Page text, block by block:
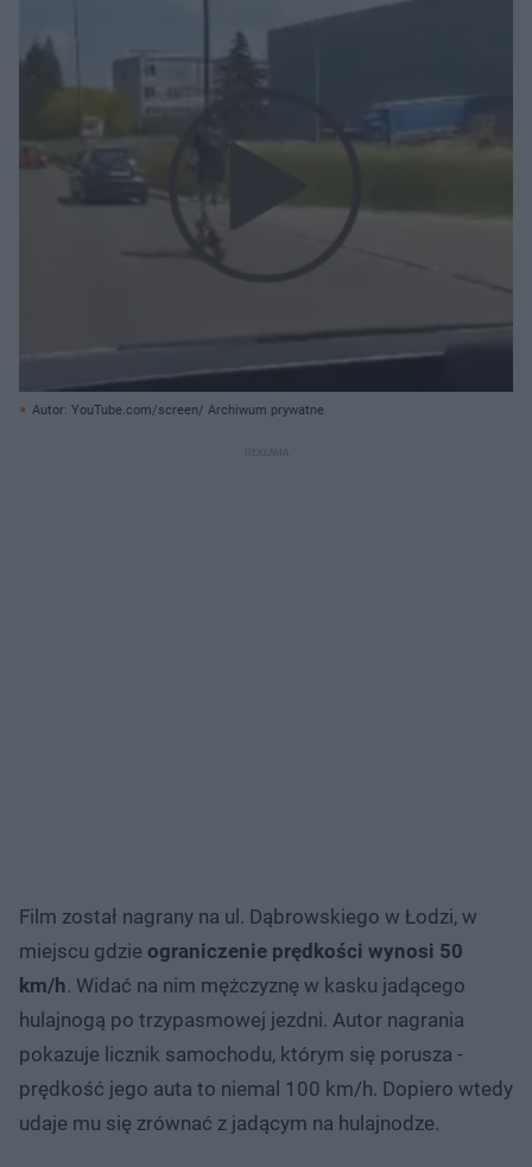
Autor: YouTube.com/screen/ Archiwum prywatne
Film został nagrany na ul. Dąbrowskiego w Łodzi, w
miejscu gdzie ograniczenie prędkości wynosi 50
km/h. Widać na nim mężczyznę w kasku jadącego
hulajnogą po trzypasmowej jezdni. Autor nagrania
pokazuje licznik samochodu, którym się porusza -
prędkość jego auta to niemal 100 km/h. Dopiero wtedy
udaje mu się zrównać z jadącym na hulajnodze.